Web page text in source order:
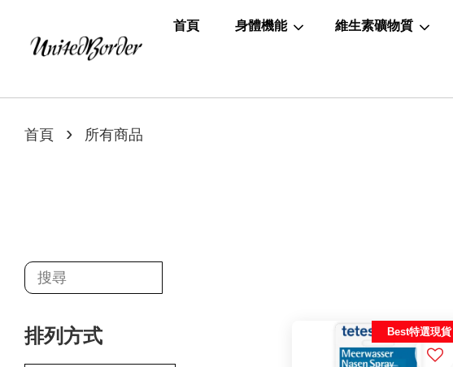
首頁 身體機能 維生素礦物質
首頁 › 所有商品
排列方式 Best特選現貨